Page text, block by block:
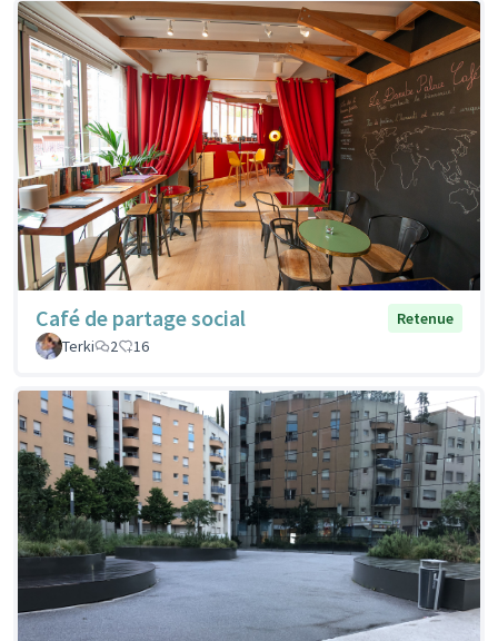
Café de partage social
Retenue
Terki
2 16